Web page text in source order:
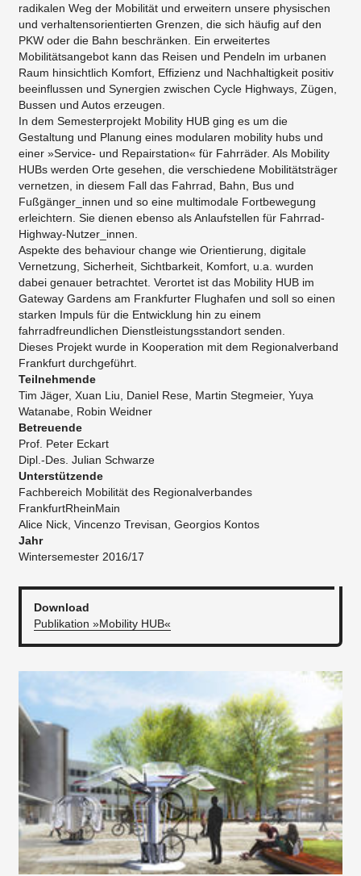
radikalen Weg der Mobilität und erweitern unsere physischen
und verhaltensorientierten Grenzen, die sich häufig auf den
PKW oder die Bahn beschränken. Ein erweitertes
Mobilitätsangebot kann das Reisen und Pendeln im urbanen
Raum hinsichtlich Komfort, Effizienz und Nachhaltigkeit positiv
beeinflussen und Synergien zwischen Cycle Highways, Zügen,
Bussen und Autos erzeugen.
In dem Semesterprojekt Mobility HUB ging es um die
Gestaltung und Planung eines modularen mobility hubs und
einer »Service- und Repairstation« für Fahrräder. Als Mobility
HUBs werden Orte gesehen, die verschiedene Mobilitätsträger
vernetzen, in diesem Fall das Fahrrad, Bahn, Bus und
Fußgänger_innen und so eine multimodale Fortbewegung
erleichtern. Sie dienen ebenso als Anlaufstellen für Fahrrad-
Highway-Nutzer_innen.
Aspekte des behaviour change wie Orientierung, digitale
Vernetzung, Sicherheit, Sichtbarkeit, Komfort, u.a. wurden
dabei genauer betrachtet. Verortet ist das Mobility HUB im
Gateway Gardens am Frankfurter Flughafen und soll so einen
starken Impuls für die Entwicklung hin zu einem
fahrradfreundlichen Dienstleistungsstandort senden.
Dieses Projekt wurde in Kooperation mit dem Regionalverband
Frankfurt durchgeführt.
Teilnehmende
Tim Jäger, Xuan Liu, Daniel Rese, Martin Stegmeier, Yuya
Watanabe, Robin Weidner
Betreuende
Prof. Peter Eckart
Dipl.-Des. Julian Schwarze
Unterstützende
Fachbereich Mobilität des Regionalverbandes
FrankfurtRheinMain
Alice Nick, Vincenzo Trevisan, Georgios Kontos
Jahr
Wintersemester 2016/17
Download
Publikation »Mobility HUB«